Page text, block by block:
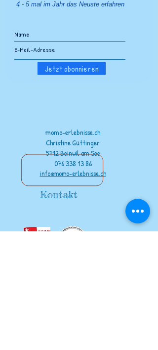
4 - 5 mal im Jahr das Neuste erfahren
Jetzt abonnieren
momo-erlebnisse.ch
Christine Güttinger
5712 Beinwil am See
076 338 13 86
info@momo-erlebnisse.ch
Kontakt